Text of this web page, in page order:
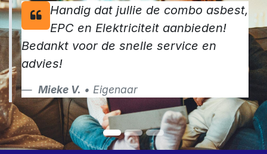
Handig dat jullie de combo asbest,
EPC en Elektriciteit aanbieden!
Bedankt voor de snelle service en
advies!
Mieke V. • Eigenaar